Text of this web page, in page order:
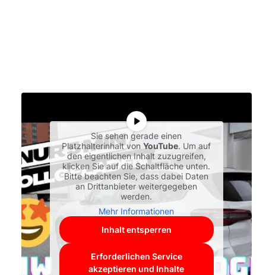
Sie sehen gerade einen
Platzhalterinhalt vonYouTube. Um auf
den eigentlichen Inhalt zuzugreifen,
klicken Sie auf die Schaltfläche unten.
Bitte beachten Sie, dass dabei Daten
an Drittanbieter weitergegeben
werden.
Mehr Informationen
Inhalt entsperren
Erforderlichen Service
akzeptieren und Inhalte